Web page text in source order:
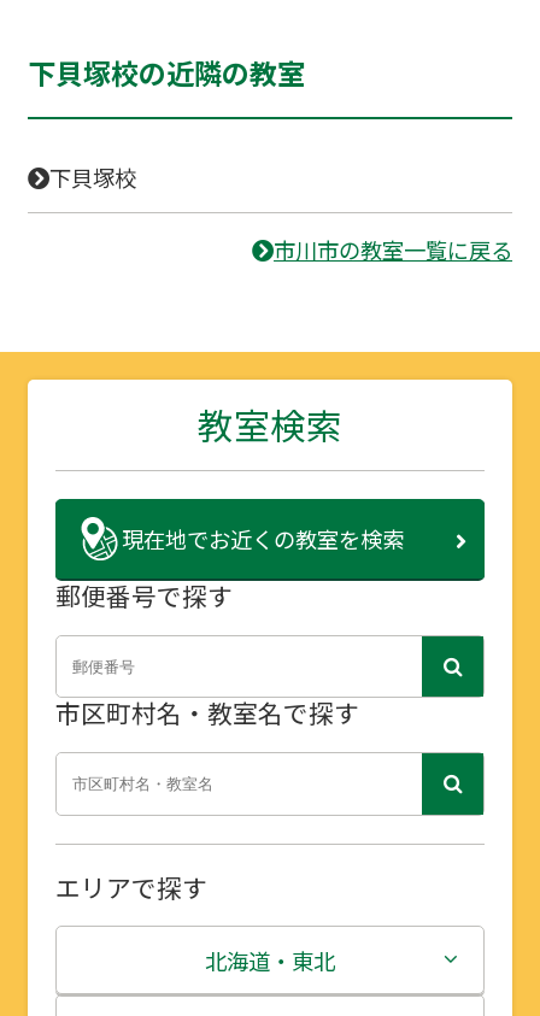
下貝塚校の近隣の教室
下貝塚校
市川市の教室一覧に戻る
教室検索
現在地でお近くの教室を検索
郵便番号で探す
市区町村名・教室名で探す
エリアで探す
北海道・東北